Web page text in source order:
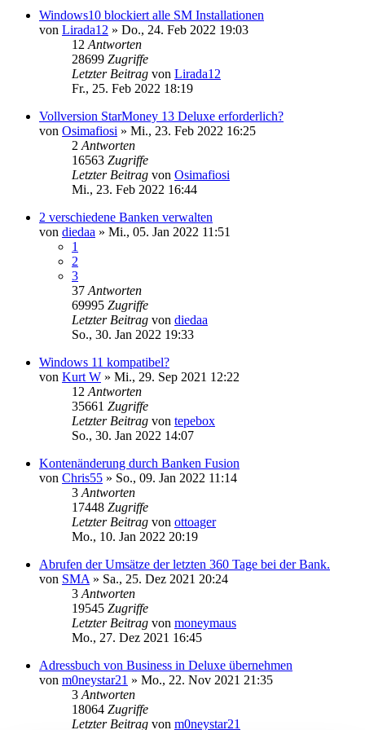
Windows10 blockiert alle SM Installationen
von Lirada12 » Do., 24. Feb 2022 19:03
12 Antworten
28699 Zugriffe
Letzter Beitrag von Lirada12
Fr., 25. Feb 2022 18:19
Vollversion StarMoney 13 Deluxe erforderlich?
von Osimafiosi » Mi., 23. Feb 2022 16:25
2 Antworten
16563 Zugriffe
Letzter Beitrag von Osimafiosi
Mi., 23. Feb 2022 16:44
2 verschiedene Banken verwalten
von diedaa » Mi., 05. Jan 2022 11:51
1
2
3
37 Antworten
69995 Zugriffe
Letzter Beitrag von diedaa
So., 30. Jan 2022 19:33
Windows 11 kompatibel?
von Kurt W » Mi., 29. Sep 2021 12:22
12 Antworten
35661 Zugriffe
Letzter Beitrag von tepebox
So., 30. Jan 2022 14:07
Kontenänderung durch Banken Fusion
von Chris55 » So., 09. Jan 2022 11:14
3 Antworten
17448 Zugriffe
Letzter Beitrag von ottoager
Mo., 10. Jan 2022 20:19
Abrufen der Umsätze der letzten 360 Tage bei der Bank.
von SMA » Sa., 25. Dez 2021 20:24
3 Antworten
19545 Zugriffe
Letzter Beitrag von moneymaus
Mo., 27. Dez 2021 16:45
Adressbuch von Business in Deluxe übernehmen
von m0neystar21 » Mo., 22. Nov 2021 21:35
3 Antworten
18064 Zugriffe
Letzter Beitrag von m0neystar21